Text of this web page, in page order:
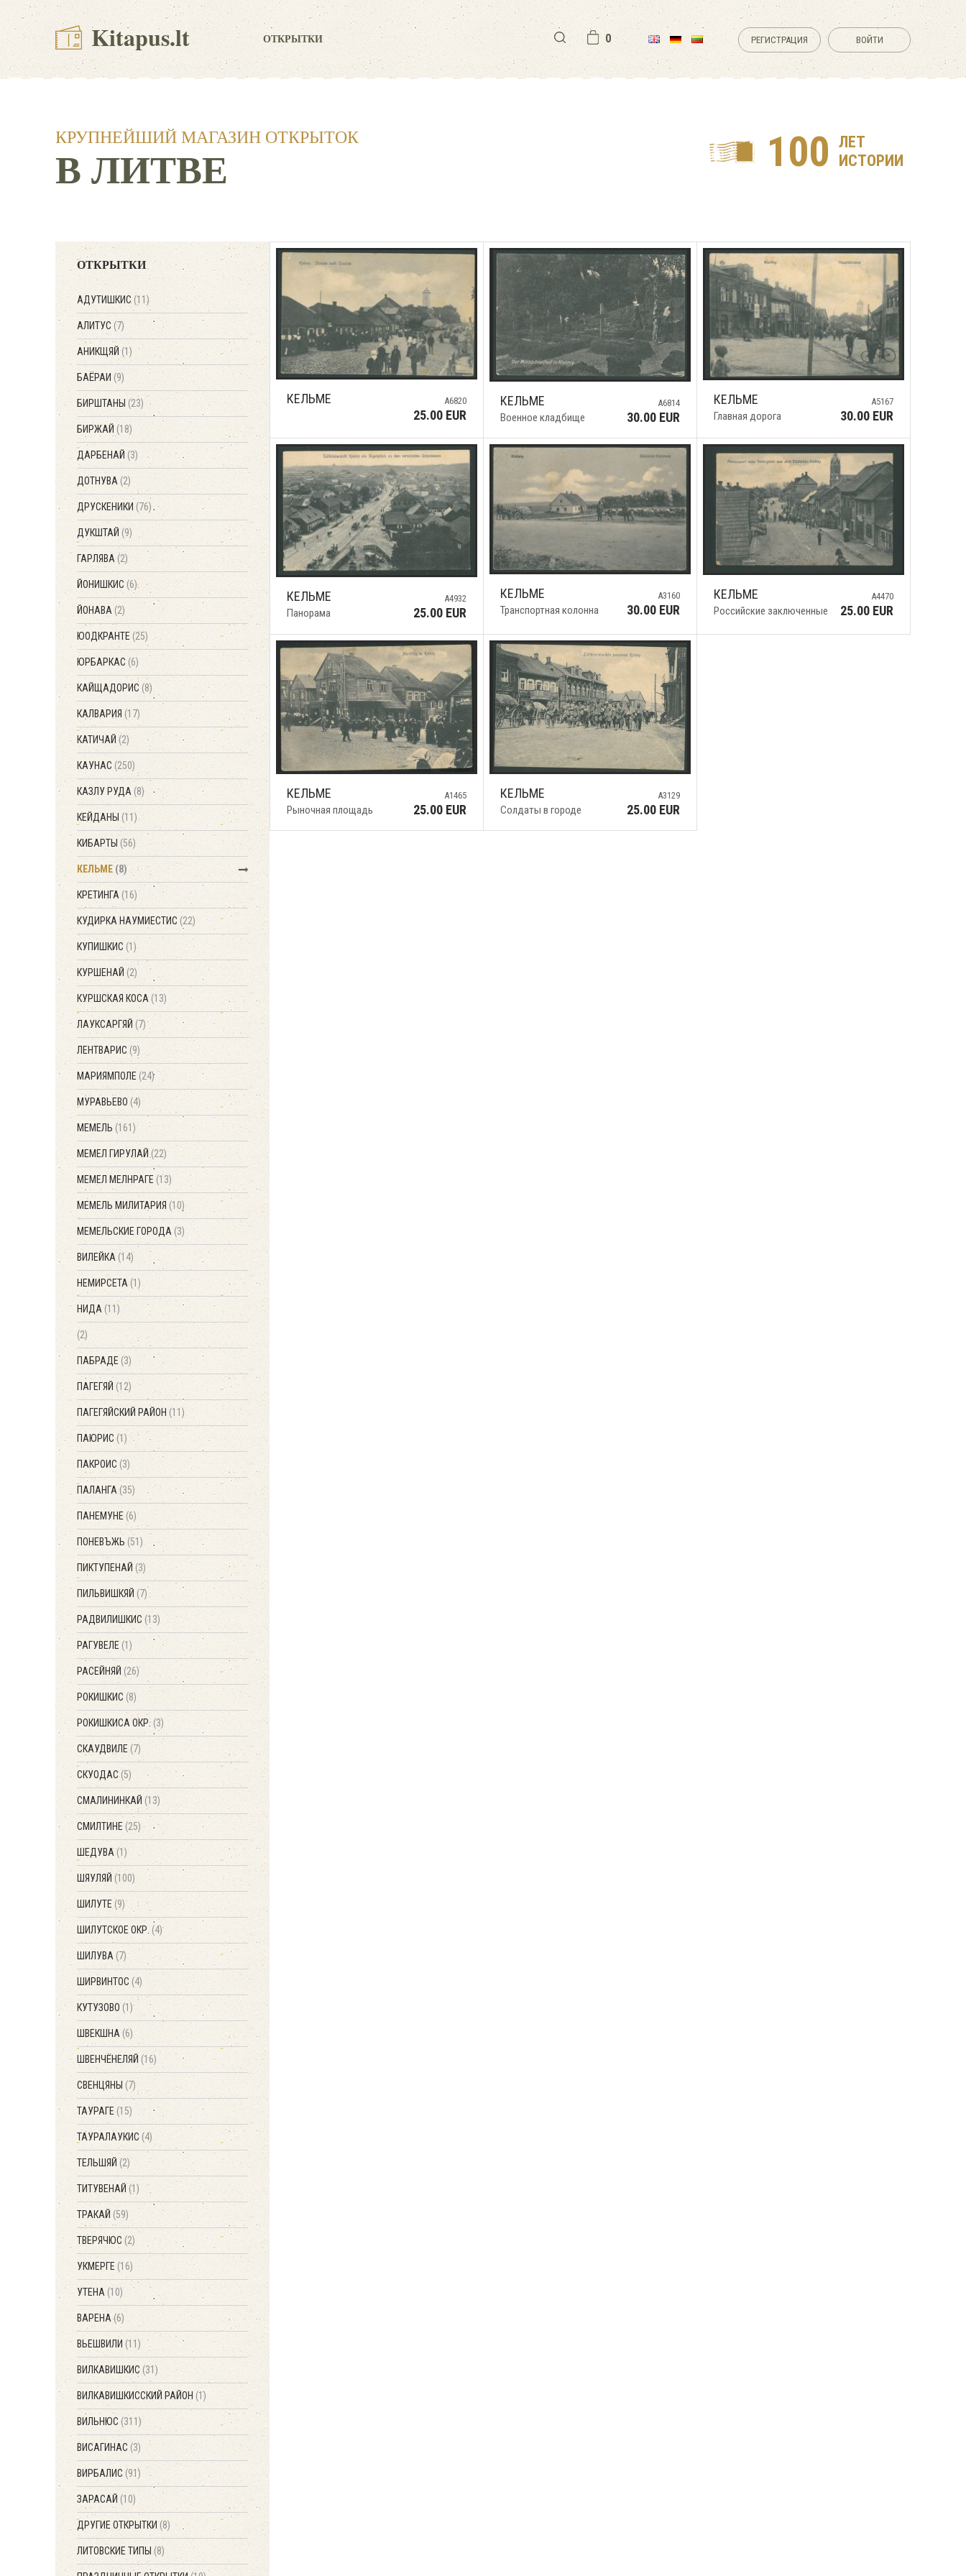
Kitapus.lt ОТКРЫТКИ 0 РЕГИСТРАЦИЯ ВОЙТИ
КРУПНЕЙШИЙ МАГАЗИН ОТКРЫТОК
В ЛИТВЕ 100 ЛЕТ
ИСТОРИИ
ОТКРЫТКИ
АДУТИШКИС (11)
АЛИТУС (7)
АНИКЩЯЙ(1)
БАЁРАИ (9)
БИРШТАНЫ (23)
БИРЖАЙ (18)
ДАРБЕНАЙ (3)
​ДОТНУВА (2)
ДРУСКЕНИКИ (76)
ДУКШТАЙ (9)
ГАРЛЯВА(2)
ЙОНИШКИС(6)
ЙОНАВА (2)
ЮОДКРАНТЕ (25)
ЮРБАРКАС (6)
КАЙЩАДОРИС (8)
КАЛВАРИЯ (17)
КАТИЧАЙ(2)
КАУНАС (250)
КАЗЛУ РУДА (8)
КЕЙДАНЫ (11)
КИБАРТЫ (56)
КЕЛЬМЕ (8)
КРЕТИНГА (16)
КУДИРКА НАУМИЕСТИС (22)
КУПИШКИС (1)
КУРШЕНАЙ (2)
КУРШСКАЯ КОСА (13)
ЛАУКСАРГЯЙ (7)
ЛЕНТВАРИС (9)
МАРИЯМПОЛЕ (24)
МУРАВЬЕВО (4)
МЕМЕЛЬ (161)
МЕМЕЛ ГИРУЛАЙ (22)
МЕМЕЛ МЕЛНРАГЕ (13)
МЕМЕЛЬ МИЛИТАРИЯ (10)
МЕМЕЛЬСКИЕ ГОРОДА (3)
ВИЛЕЙКА (14)
НЕМИРСЕТА (1)
НИДА (11)
(2)
ПАБРАДЕ(3)
ПАГЕГЯЙ (12)
ПАГЕГЯЙСКИЙ РАЙОН (11)
ПАЮРИС (1)
ПАКРОИС (3)
ПАЛАНГА(35)
ПАНЕМУНЕ (6)
ПОНЕВЪЖЬ (51)
ПИКТУПЕНАЙ (3)
ПИЛЬВИШКЯЙ (7)
РАДВИЛИШКИС (13)
РАГУВЕЛЕ(1)
РАСЕЙНЯЙ (26)
РОКИШКИС (8)
РОКИШКИСА ОКР. (3)
СКАУДВИЛЕ (7)
СКУОДАС(5)
СМАЛИНИНКАЙ (13)
СМИЛТИНЕ (25)
ШЕДУВА(1)
ШЯУЛЯЙ (100)
ШИЛУТЕ (9)
ШИЛУТСКОЕ ОКР. (4)
ШИЛУВА (7)
ШИРВИНТОС (4)
КУТУЗОВО (1)
ШВЕКШНА (6)
ШВЕНЧЁНЕЛЯЙ (16)
СВЕНЦЯНЫ (7)
ТАУРАГЕ (15)
ТАУРАЛАУКИС(4)
ТЕЛЬШЯЙ (2)
ТИТУВЕНАЙ (1)
ТРАКАЙ (59)
ТВЕРЯЧЮС (2)
УКМЕРГЕ (16)
УТЕНА (10)
ВАРЕНА(6)
ВЬЕШВИЛИ (11)
ВИЛКАВИШКИС (31)
ВИЛКАВИШКИССКИЙ РАЙОН (1)
ВИЛЬНЮС(311)
ВИСАГИНАС (3)
ВИРБАЛИС (91)
ЗАРАСАЙ (10)
ДРУГИЕ ОТКРЫТКИ (8)
ЛИТОВСКИЕ ТИПЫ (8)
КЕЛЬМЕ A6820
25.00 EUR
КЕЛЬМЕ
Военное кладбище
A6814
30.00 EUR
КЕЛЬМЕ
Главная дорога
A5167
30.00 EUR
КЕЛЬМЕ
Панорама
A4932
25.00 EUR
КЕЛЬМЕ
Транспортная колонна
A3160
30.00 EUR
КЕЛЬМЕ
Российские заключенные
A4470
25.00 EUR
КЕЛЬМЕ
Рыночная площадь
A1465
25.00 EUR
КЕЛЬМЕ
Солдаты в городе
A3129
25.00 EUR